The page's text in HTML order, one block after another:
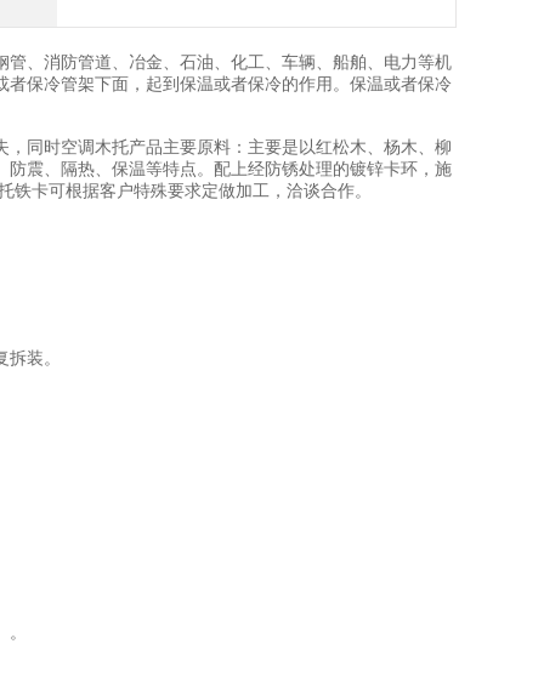
、消防管道、冶金、石油、化工、车辆、船舶、电力等机
保冷管架下面，起到保温或者保冷的作用。保温或者保冷
同时空调木托产品主要原料：主要是以红松木、杨木、柳
震、隔热、保温等特点。配上经防锈处理的镀锌卡环，施
卡可根据客户特殊要求定做加工，洽谈合作。
装。